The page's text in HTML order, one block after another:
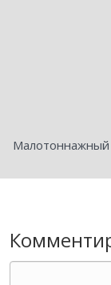
Малотоннажный